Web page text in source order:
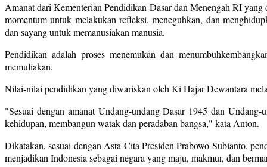
Amanat dari Kementerian Pendidikan Dasar dan Menengah RI
momentum untuk melakukan refleksi, meneguhkan, dan
dan sayang untuk memanusiakan manusia.
Pendidikan adalah proses menemukan dan
memuliakan.
Nilai-nilai pendidikan yang diwariskan oleh Ki Hajar Dewantara
"Sesuai dengan amanat Undang-undang Dasar 1945 dan
kehidupan, membangun watak dan peradaban bangsa," kata Anton.
Dikatakan, sesuai dengan Asta Cita Presiden Prabowo Subianto,
menjadikan Indonesia sebagai negara yang maju, makmur, dan